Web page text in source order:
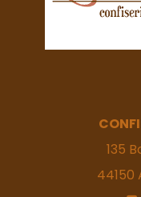
135
44150